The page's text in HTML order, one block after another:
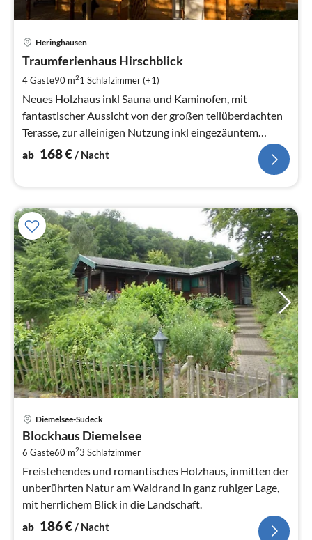
Heringhausen
Traumferienhaus Hirschblick
4 Gäste90 m21 Schlafzimmer (+1)
Neues Holzhaus inkl Sauna und Kaminofen, mit
fantastischer Aussicht von der großen teilüberdachten
Terasse, zur alleinigen Nutzung inkl eingezäuntem
Garten
ab 168€/ Nacht
Diemelsee-Sudeck
Blockhaus Diemelsee
6 Gäste60 m23 Schlafzimmer
Freistehendes und romantisches Holzhaus, inmitten der
unberührten Natur am Waldrand in ganz ruhiger Lage,
mit herrlichem Blick in die Landschaft.
ab 186€/ Nacht